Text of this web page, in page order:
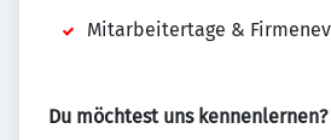
Mitarbeitertage &
Du möchtest uns kennenlernen?